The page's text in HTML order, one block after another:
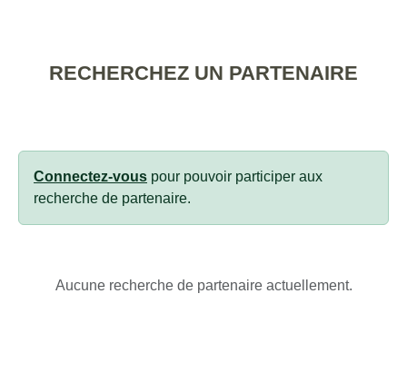
RECHERCHEZ UN PARTENAIRE
Connectez-vous pour pouvoir participer aux
recherche de partenaire.
Aucune recherche de partenaire actuellement.